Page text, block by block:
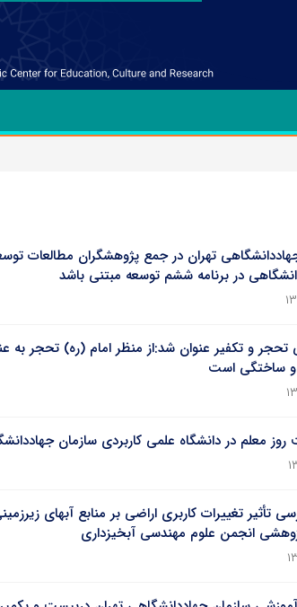
تهران در جمع پژوهشگران مطالعات
در برنامه ششم توسعه مبتنی باشد
و تکفیر عنوان شد:از منظر امام (ره) تحجر به
و ساختگی است
روز معلم در دانشگاه علمی کاربردی سازمان
تأثیر تغییرات کاربری اراضی بر منابع آبهای
انجمن علوم مهندسی آبخیزداری